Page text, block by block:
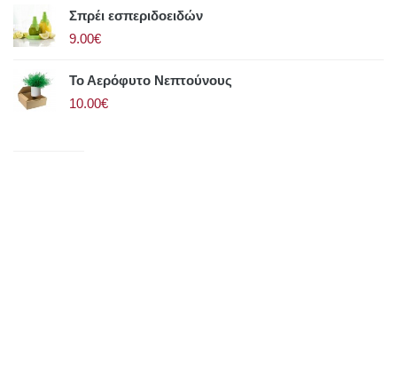
Σπρέι εσπεριδοειδών
9.00€
Το Αερόφυτο Νεπτούνους
10.00€